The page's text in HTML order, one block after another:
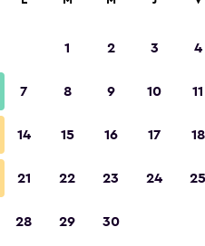
1 2 3 4
7 8 9 10 11
14 15 16 17 18
21 22 23 24 25
28 29 30